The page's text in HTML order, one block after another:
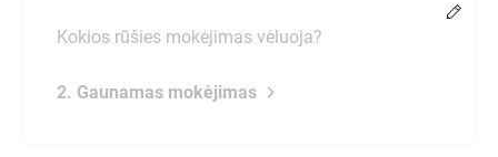
Kokios rūšies mokėjimas vėluoja?
2. Gaunamas mokėjimas